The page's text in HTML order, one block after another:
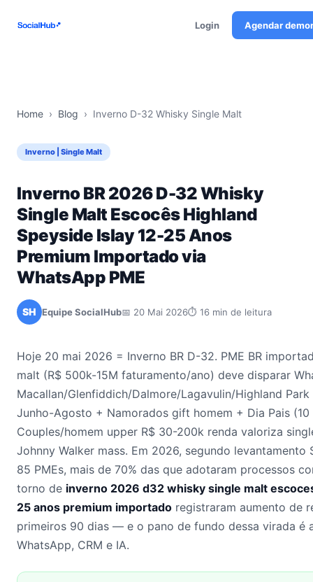
Login Agendar
Home › Blog › Inverno D-32 Whisky Single Malt
Inverno | Single Malt
Inverno BR 2026 D-32 Whisky
Single Malt Escocês Highland
Speyside Islay 12-25 Anos
Premium Importado via
WhatsApp PME
SH Equipe SocialHub📅 20 Mai 2026⏱ 16 min de leitura
Hoje 20 mai 2026 = Inverno BR D-32. PME BR
malt (R$ 500k-15M faturamento/ano) deve disparar
Macallan/Glenfiddich/Dalmore/Lagavulin/Highland
Junho-Agosto + Namorados gift homem + Dia Pais
Couples/homem upper R$ 30-200k renda valoriza
Johnny Walker mass. Em 2026, segundo
85 PMEs, mais de 70% das que adotaram processos
torno de inverno 2026 d32 whisky single malt
25 anos premium importado registraram aumento de
primeiros 90 dias — e o pano de fundo dessa virada é
WhatsApp, CRM e IA.